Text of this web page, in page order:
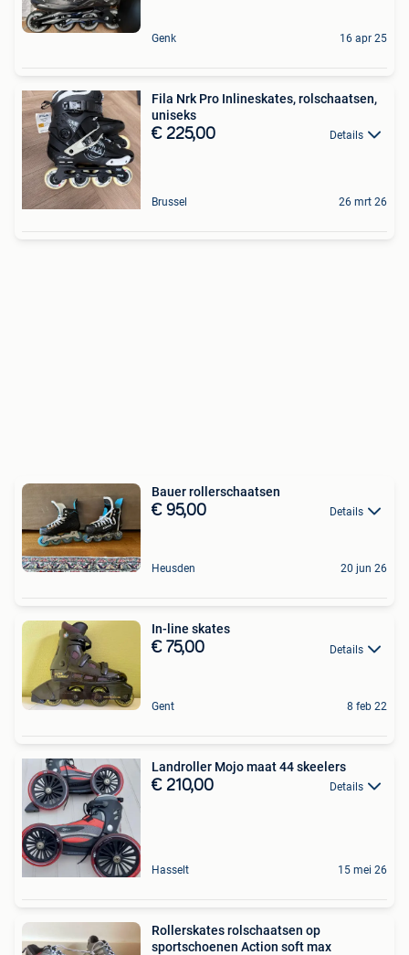
Genk 16 apr 25
Fila Nrk Pro Inlineskates, rolschaatsen,
uniseks
€ 225,00 Details
Brussel 26 mrt 26
Bauer rollerschaatsen
€ 95,00 Details
Heusden 20 jun 26
In-line skates
€ 75,00 Details
Gent 8 feb 22
Landroller Mojo maat 44 skeelers
€ 210,00 Details
Hasselt 15 mei 26
Rollerskates rolschaatsen op
sportschoenen Action soft max